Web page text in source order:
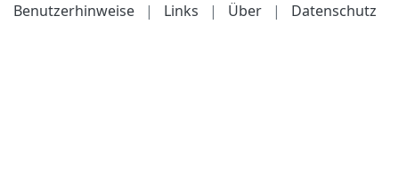
Benutzerhinweise
| Links | Über | Datenschutz